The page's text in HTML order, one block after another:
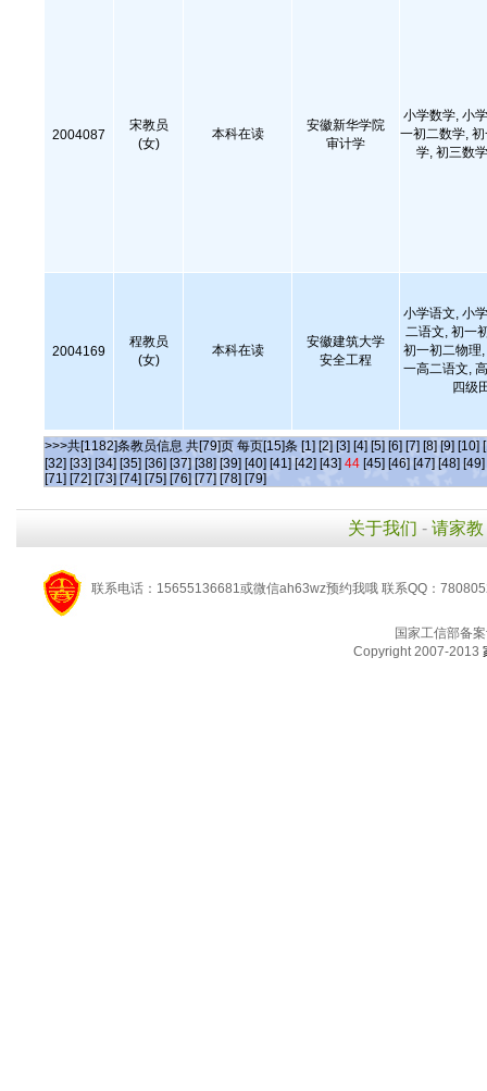
2004087
宋教员
(女)
本科在读
安徽新华学院
审计学
小学数学, 小
一初二数学,
学, 初三数
2004169
程教员
(女)
本科在读
安徽建筑大学
安全工程
小学语文, 小
二语文, 初一
初一初二物理
一高二语文,
四级
>>>共[1182]条教员信息 共[79]页 每页[15]条 [1] [2] [3] [4] [5] [6] [7] [8] [9] [10]
[32] [33] [34] [35] [36] [37] [38] [39] [40] [41] [42] [43] 44 [45] [46] [47] [48] [49]
[71] [72] [73] [74] [75] [76] [77] [78] [79]
关于我们 - 请家教
联系电话：15655136681或微信ah63wz预约我哦 联系QQ：
国家工信部备
Copyright 2007-2013